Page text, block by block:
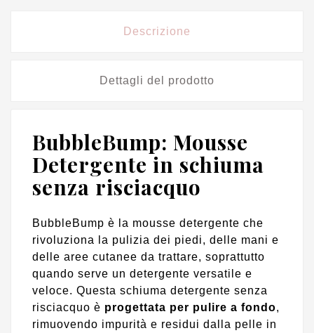
Descrizione
Dettagli del prodotto
BubbleBump: Mousse
Detergente in schiuma
senza risciacquo
BubbleBump è la mousse detergente che
rivoluziona la pulizia dei piedi, delle mani e
delle aree cutanee da trattare, soprattutto
quando serve un detergente versatile e
veloce. Questa schiuma detergente senza
risciacquo è progettata per pulire a fondo,
rimuovendo impurità e residui dalla pelle in